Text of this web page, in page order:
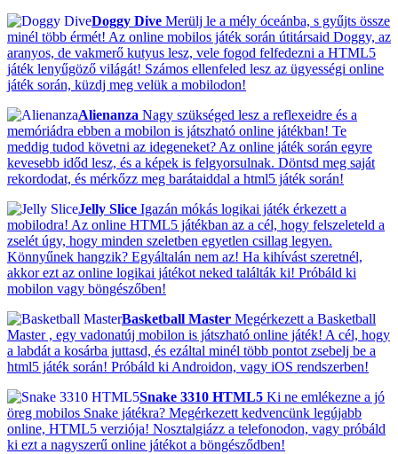
Doggy Dive Merülj le a mély óceánba, s gyűjts össze
minél több érmét! Az online mobilos játék során útitársaid Doggy, az
aranyos, de vakmerő kutyus lesz, vele fogod felfedezni a HTML5
játék lenyűgöző világát! Számos ellenfeled lesz az ügyességi online
játék során, küzdj meg velük a mobilodon!
Alienanza Nagy szükséged lesz a reflexeidre és a
memóriádra ebben a mobilon is játszható online játékban! Te
meddig tudod követni az idegeneket? Az online játék során egyre
kevesebb időd lesz, és a képek is felgyorsulnak. Döntsd meg saját
rekordodat, és mérkőzz meg barátaiddal a html5 játék során!
Jelly Slice Igazán mókás logikai játék érkezett a
mobilodra! Az online HTML5 játékban az a cél, hogy felszeleteld a
zselét úgy, hogy minden szeletben egyetlen csillag legyen.
Könnyűnek hangzik? Egyáltalán nem az! Ha kihívást szeretnél,
akkor ezt az online logikai játékot neked találták ki! Próbáld ki
mobilon vagy böngészőben!
Basketball Master Megérkezett a Basketball
Master , egy vadonatúj mobilon is játszható online játék! A cél, hogy
a labdát a kosárba juttasd, és ezáltal minél több pontot zsebelj be a
html5 játék során! Próbáld ki Androidon, vagy iOS rendszerben!
Snake 3310 HTML5 Ki ne emlékezne a jó
öreg mobilos Snake játékra? Megérkezett kedvencünk legújabb
online, HTML5 verziója! Nosztalgiázz a telefonodon, vagy próbáld
ki ezt a nagyszerű online játékot a böngésződben!